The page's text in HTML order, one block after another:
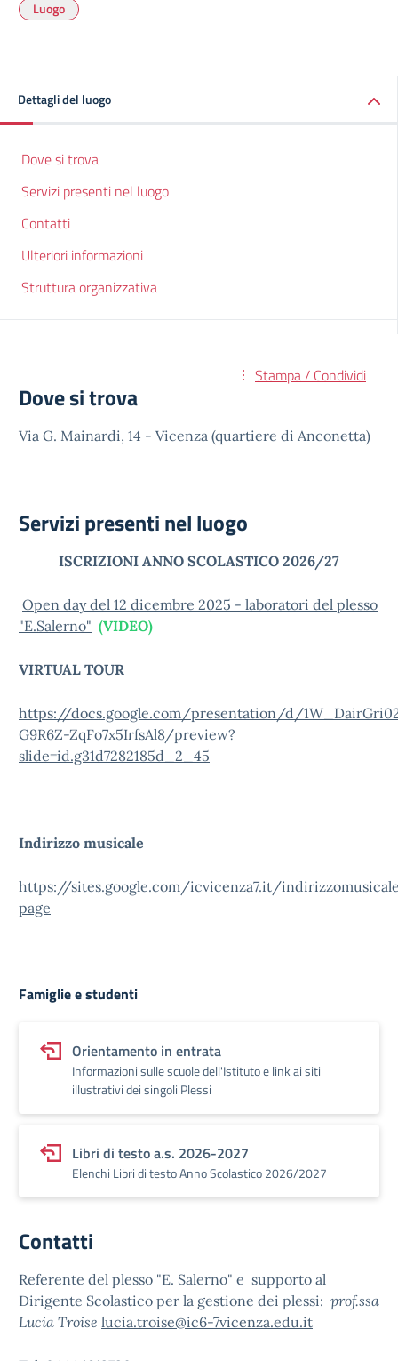
Luogo
Dettagli del luogo
Dove si trova
Servizi presenti nel luogo
Contatti
Ulteriori informazioni
Struttura organizzativa
Stampa / Condividi
Dove si trova
Via G. Mainardi, 14 - Vicenza (quartiere di Anconetta)
Servizi presenti nel luogo
ISCRIZIONI ANNO SCOLASTICO 2026/27
Open day del 12 dicembre 2025 - laboratori del plesso
"E.Salerno" (VIDEO)
VIRTUAL TOUR
https://docs.google.com/presentation/d/
G9R6Z-ZqFo7x5IrfsAl8/preview?
slide=id.g31d7282185d_2_45
Indirizzo musicale
https://sites.google.com/icvicenza7.it/
page
Famiglie e studenti
Orientamento in entrata
Informazioni sulle scuole dell'Istituto e link ai siti
illustrativi dei singoli Plessi
Libri di testo a.s. 2026-2027
Elenchi Libri di testo Anno Scolastico 2026/2027
Contatti
Referente del plesso "E. Salerno" e supporto al
Dirigente Scolastico per la gestione dei plessi: prof.ssa
Lucia Troise lucia.troise@ic6-7vicenza.edu.it